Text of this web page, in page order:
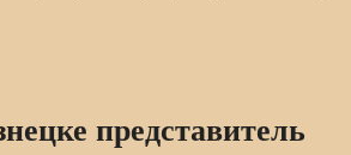
представитель